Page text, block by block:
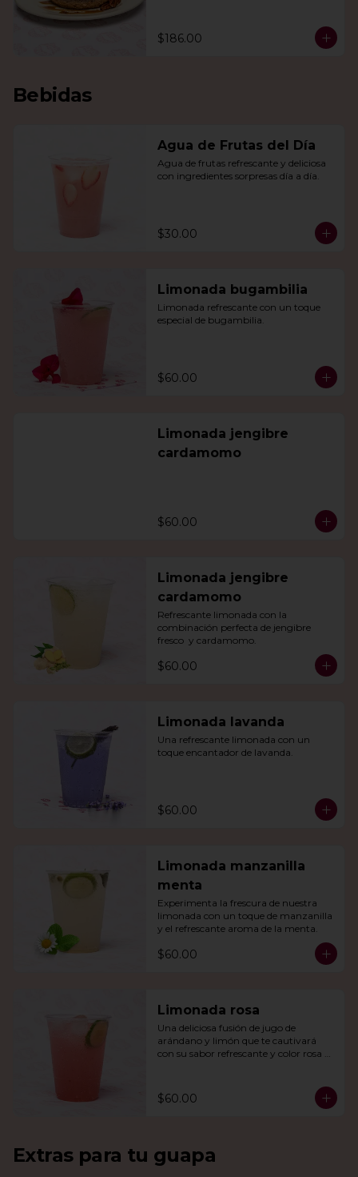
$186.00
Bebidas
Agua de Frutas del Día
Agua de frutas refrescante y deliciosa
con ingredientes sorpresas día a día.
$30.00
Limonada bugambilia
Limonada refrescante con un toque
especial de bugambilia.
$60.00
Limonada jengibre
cardamomo
$60.00
Limonada jengibre
cardamomo
Refrescante limonada con la
combinación perfecta de jengibre
fresco  y cardamomo.
$60.00
Limonada lavanda
Una refrescante limonada con un
toque encantador de lavanda.
$60.00
Limonada manzanilla
menta
Experimenta la frescura de nuestra
limonada con un toque de manzanilla
y el refrescante aroma de la menta.
$60.00
Limonada rosa
Una deliciosa fusión de jugo de
arándano y limón que te cautivará
con su sabor refrescante y color rosa
$60.00
Extras para tu guapa